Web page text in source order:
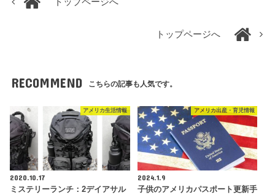
トップページへ
RECOMMEND こちらの記事も人気です。
アメリカ生活情報
2020.10.17
ミステリーランチ：2デイアサル
アメリカ出産・育児情報
2024.1.9
子供のアメリカパスポート更新手